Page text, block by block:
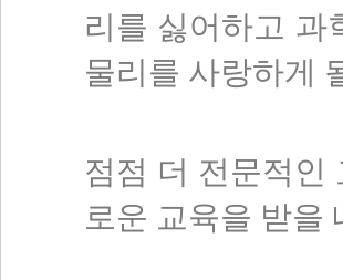
리를 싫어하고 과
물리를 사랑하게
점점 더 전문적인
로운 교육을 받을